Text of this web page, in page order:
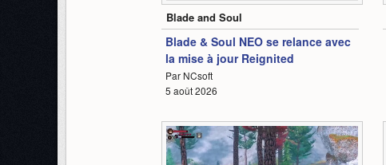
Blade and Soul
Blade & Soul NEO se relance avec
la mise à jour Reignited
Par NCsoft
5 août 2026